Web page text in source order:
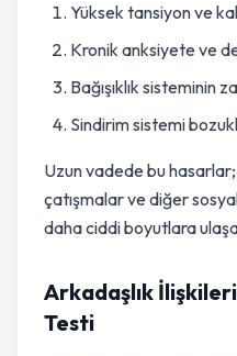
Yüksek tansiyon ve
Kronik anksiyete ve
Bağışıklık sisteminin
Sindirim sistemi
Uzun vadede bu
çatışmalar ve diğer
daha ciddi boyutlara
Arkadaşlık
Testi